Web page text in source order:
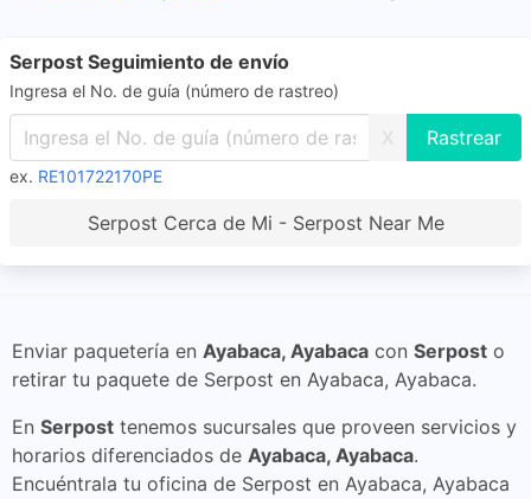
Serpost Seguimiento de envío
Ingresa el No. de guía (número de rastreo)
X
ex. RE101722170PE
Serpost Cerca de Mi - Serpost Near Me
Enviar paquetería en Ayabaca, Ayabaca con Serpost o
retirar tu paquete de Serpost en Ayabaca, Ayabaca.
En Serpost tenemos sucursales que proveen servicios y
horarios diferenciados de Ayabaca, Ayabaca.
Encuéntrala tu oficina de Serpost en Ayabaca, Ayabaca